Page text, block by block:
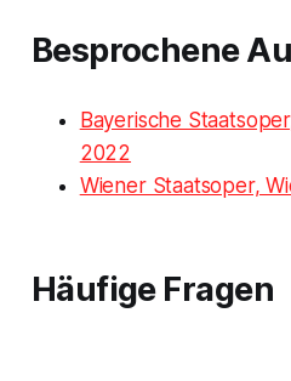
Besprochene
Bayerische
2022
Wiener Staatsoper,
Häufige Fragen